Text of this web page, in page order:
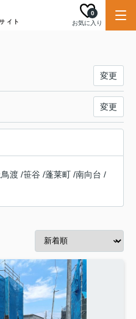
お気に入り
0
変更
変更
鳥渡 /笹谷 /蓬莱町 /南向台 /